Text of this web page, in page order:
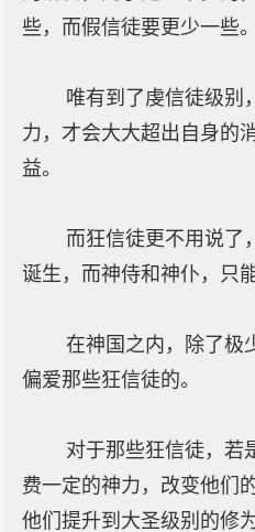
些，而假信徒要更少一些。
唯有到了虔信徒级别
力，才会大大超出自身的
益。
而狂信徒更不用说了
诞生，而神侍和神仆，只
在神国之内，除了极
偏爱那些狂信徒的。
对于那些狂信徒，若
费一定的神力，改变他们
他们提升到大圣级别的修为